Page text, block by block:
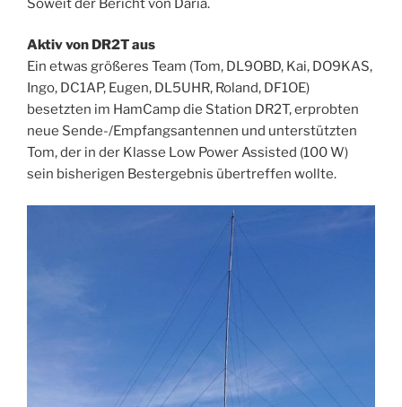
Soweit der Bericht von Daria.
Aktiv von DR2T aus
Ein etwas größeres Team (Tom, DL9OBD, Kai, DO9KAS,
Ingo, DC1AP, Eugen, DL5UHR, Roland, DF1OE)
besetzten im HamCamp die Station DR2T, erprobten
neue Sende-/Empfangsantennen und unterstützten
Tom, der in der Klasse Low Power Assisted (100 W)
sein bisherigen Bestergebnis übertreffen wollte.